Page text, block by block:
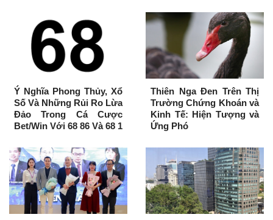
Ý Nghĩa Phong Thủy, Xổ
Số Và Những Rủi Ro Lừa
Đảo Trong Cá Cược
Bet/Win Với 68 86 Và 68 1
Thiên Nga Đen Trên Thị
Trường Chứng Khoán và
Kinh Tế: Hiện Tượng và
Ứng Phó